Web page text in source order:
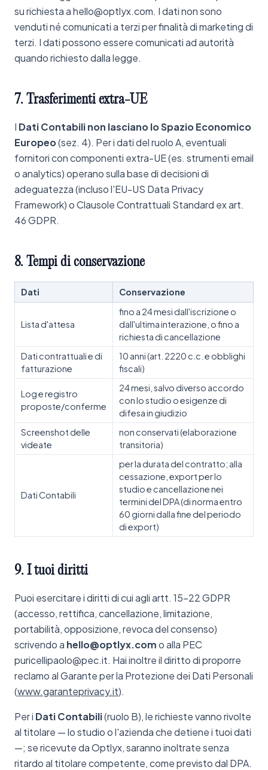
su richiesta a hello@optlyx.com. I dati non sono
venduti né comunicati a terzi per finalità di marketing di
terzi. I dati possono essere comunicati ad autorità
quando richiesto dalla legge.
7.Trasferimentiextra-UE
I Dati Contabili non lasciano lo Spazio Economico
Europeo(sez. 4). Per i dati del ruolo A, eventuali
fornitori con componenti extra-UE (es. strumenti email
o analytics) operano sulla base di decisioni di
adeguatezza (incluso l'EU-US Data Privacy
Framework) o Clausole Contrattuali Standard ex art.
46 GDPR.
8.Tempidiconservazione
Dati Conservazione
Lista d'attesa
fino a 24 mesi dall'iscrizione o
dall'ultima interazione, o fino a
richiesta di cancellazione
Dati contrattuali e di
fatturazione
10 anni (art. 2220 c.c. e obblighi
fiscali)
Log e registro
proposte/conferme
24 mesi, salvo diverso accordo
con lo studio o esigenze di
difesa in giudizio
Screenshot delle
videate
non conservati (elaborazione
transitoria)
Dati Contabili
per la durata del contratto; alla
cessazione, export per lo
studio e cancellazione nei
termini del DPA (di norma entro
60 giorni dalla fine del periodo
di export)
9.Ituoidiritti
Puoi esercitare i diritti di cui agli artt. 15-22 GDPR
(accesso, rettifica, cancellazione, limitazione,
portabilità, opposizione, revoca del consenso)
scrivendo a hello@optlyx.como alla PEC
puricellipaolo@pec.it. Hai inoltre il diritto di proporre
reclamo al Garante per la Protezione dei Dati Personali
(www.garanteprivacy.it).
Per i Dati Contabili(ruolo B), le richieste vanno rivolte
al titolare — lo studio o l'azienda che detiene i tuoi dati
—; se ricevute da Optlyx, saranno inoltrate senza
ritardo al titolare competente, come previsto dal DPA.